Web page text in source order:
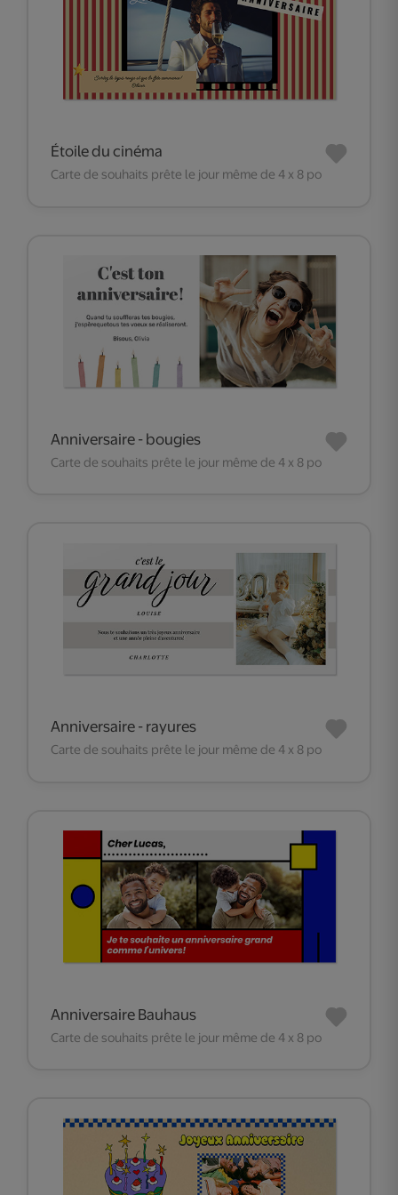
Étoile du cinéma
Carte de souhaits prête le jour même de 4 x 8 po
Anniversaire - bougies
Carte de souhaits prête le jour même de 4 x 8 po
Anniversaire - rayures
Carte de souhaits prête le jour même de 4 x 8 po
Anniversaire Bauhaus
Carte de souhaits prête le jour même de 4 x 8 po